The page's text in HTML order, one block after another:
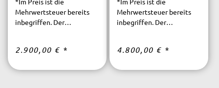
Mehrwertsteuer bereits
inbegriffen. Der
kostenfrei.
2.900,00 € *
Mehrwertsteuer bereits
inbegriffen. Der
kostenfrei.
4.800,00 € *